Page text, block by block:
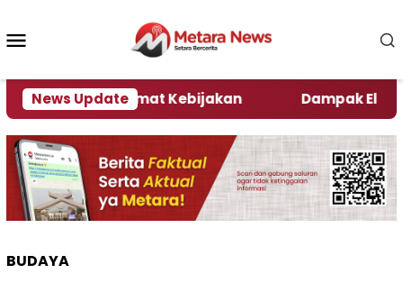
konten
News Update
Kata Pengamat Kebijakan Dampak El Nino,
BUDAYA